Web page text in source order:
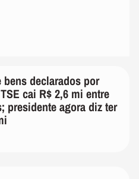
bens declarados por
cai R$ 2,6 mi entre
presidente agora diz ter